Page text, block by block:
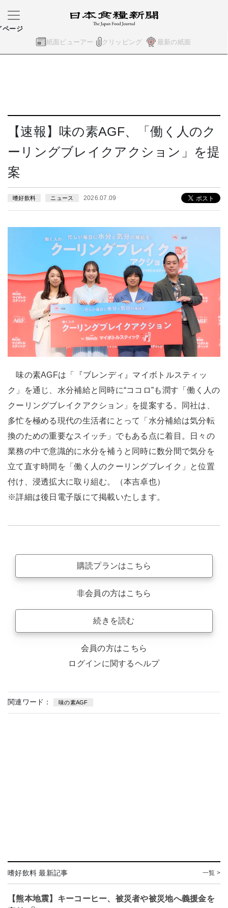
紙面ビューアー クリッピング 最新の紙面
ページ
【速報】味の素AGF、「働く人のク
ーリングブレイクアクション」を提
案
嗜好飲料 ニュース 2026.07.09
味の素AGFは「『ブレンディ』マイボトルスティッ
ク」を通じ、水分補給と同時に“ココロ”も潤す「働く人の
クーリングブレイクアクション」を提案する。同社は、
多忙を極める現代の生活者にとって「水分補給は気分転
換のための重要なスイッチ」でもある点に着目。日々の
業務の中で意識的に水分を補うと同時に数分間で気分を
立て直す時間を「働く人のクーリングブレイク」と位置
付け、浸透拡大に取り組む。（本吉卓也）
※詳細は後日電子版にて掲載いたします。
購読プランはこちら
非会員の方はこちら
続きを読む
会員の方はこちら
ログインに関するヘルプ
関連ワード： 味の素AGF
嗜好飲料 最新記事 一覧 >
【熊本地震】キーコーヒー、被災者や被災地へ義援金を